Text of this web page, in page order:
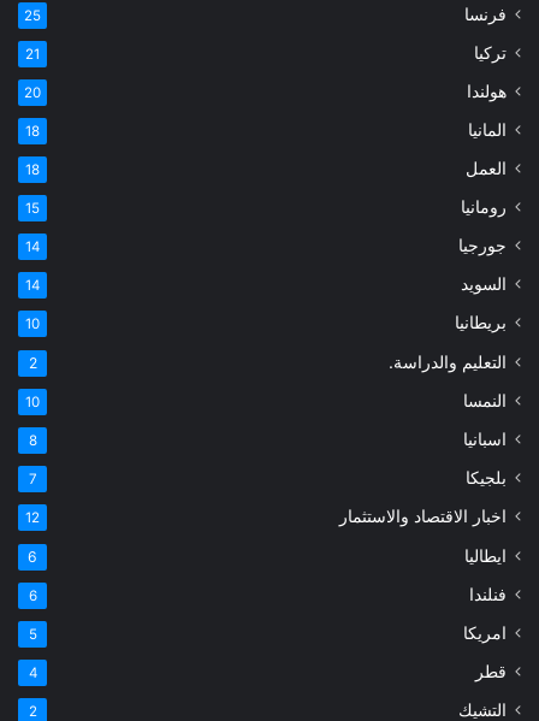
فرنسا 25
تركيا 21
هولندا 20
المانيا 18
العمل 18
رومانيا 15
جورجيا 14
السويد 14
بريطانيا 10
التعليم والدراسة. 2
النمسا 10
اسبانيا 8
بلجيكا 7
اخبار الاقتصاد والاستثمار 12
ايطاليا 6
فنلندا 6
امريكا 5
قطر 4
التشيك 2